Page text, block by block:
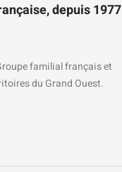
depuis 1977
familial français et
du Grand Ouest.